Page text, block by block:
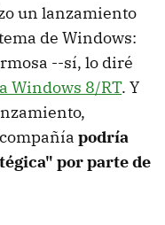
un lanzamiento
de Windows:
--sí, lo diré
Windows 8/RT. Y
podría
por parte de